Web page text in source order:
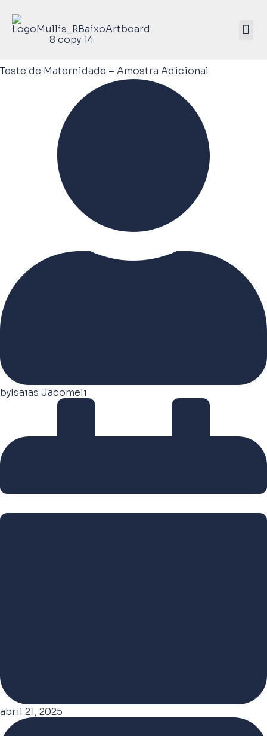
Teste de Maternidade – Amostra Adicional
byIsaias Jacomeli
abril 21, 2025